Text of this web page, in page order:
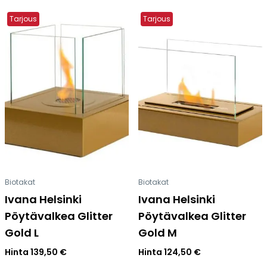
Tarjous
Biotakat
Ivana Helsinki
Pöytävalkea Glitter
Gold L
Hinta 139,50 €
Tarjous
Biotakat
Ivana Helsinki
Pöytävalkea Glitter
Gold M
Hinta 124,50 €